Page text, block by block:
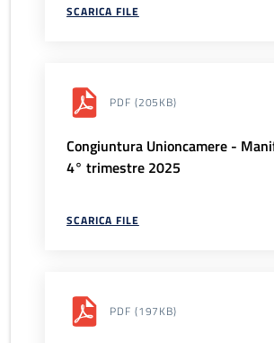
SCARICA FILE
PDF (205KB)
Congiuntura Unioncamere -
4° trimestre 2025
SCARICA FILE
PDF (197KB)